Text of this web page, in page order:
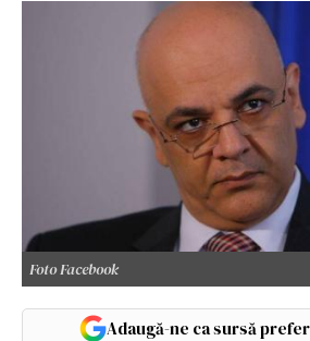
Foto Facebook
Adaugă-ne ca sursă